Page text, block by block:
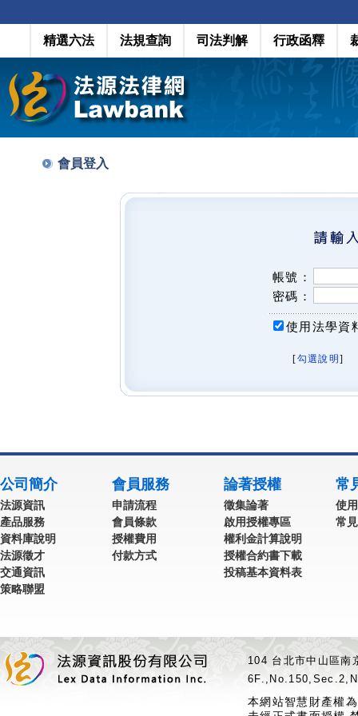
精選六法 法規查詢 司法判解 行政函釋
會員登入
帳號：
密碼：
使用法學資
[勾選說明 ]
公司簡介
法源資訊
產品服務
資料庫說明
法源徵才
交通資訊
策略聯盟
會員服務
申請流程
會員條款
授權費用
付款方式
論著授權
徵集論著
啟用授權專區
權利金計算說明
授權合約書下載
投稿基本資料表
常
使
常
104 台北市中山區
本網站智慧財產權